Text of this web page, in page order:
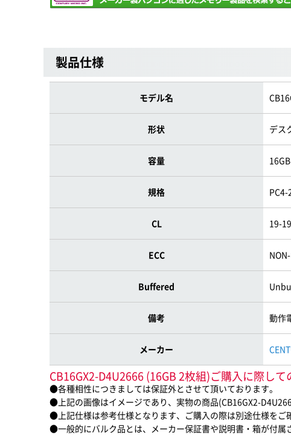
製品仕様
モデル名
形状 デス
容量
規格
CL 19-
ECC
Buffered
備考 動作
メーカー
CB16GX2-D4U2666 (16GB 2枚組)ご購入に際し
●各種相性につきましては保証外とさせて頂いております。
●上記の画像はイメージであり、実物の商品(CB16GX2-
●上記仕様は参考仕様となります、ご購入の際は別途仕様をご
●一般的にバルク品とは、メーカー保証書や説明書・箱が付属